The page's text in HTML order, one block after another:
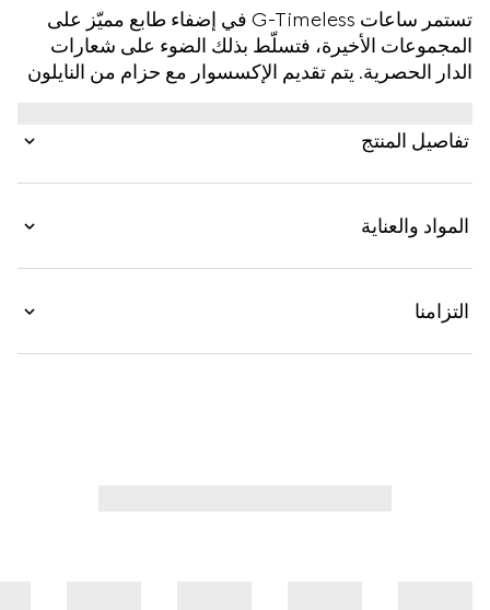
تستمر ساعات G-Timeless في إضفاء طابع مميّز على
المجموعات الأخيرة، فتسلّط بذلك الضوء على شعارات
الدار الحصرية. يتم تقديم الإكسسوار مع حزام من النايلون
بشعارات رمزية حصرية.
تفاصيل المنتج
المواد والعناية
التزامنا